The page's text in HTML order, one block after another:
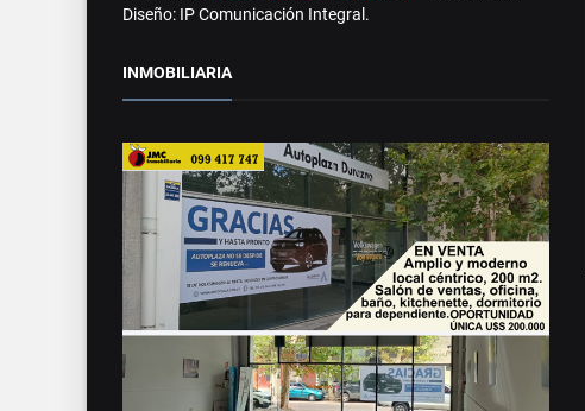
Diseño: IP Comunicación Integral.
INMOBILIARIA